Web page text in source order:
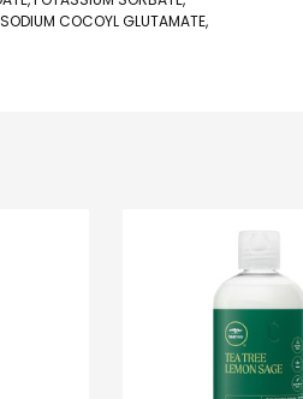
COCOYL GLUTAMATE,